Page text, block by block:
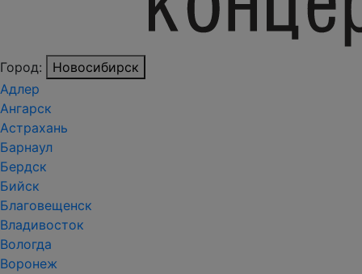
Город:
Новосибирск
Адлер
Ангарск
Астрахань
Барнаул
Бердск
Бийск
Благовещенск
Владивосток
Вологда
Воронеж